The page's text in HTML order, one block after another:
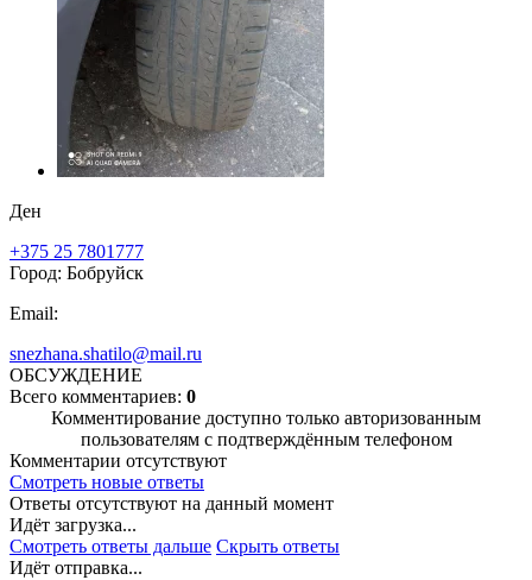
Ден
+375 25 7801777
Город: Бобруйск
Email:
snezhana.shatilo@mail.ru
ОБСУЖДЕНИЕ
Всего комментариев: 0
Комментирование доступно только авторизованным
пользователям с подтверждённым телефоном
Комментарии отсутствуют
Смотреть новые ответы
Ответы отсутствуют на данный момент
Идёт загрузка...
Смотреть ответы дальше Скрыть ответы
Идёт отправка...